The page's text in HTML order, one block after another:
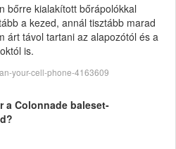
bőrre kialakított bőrápolókkal
a kezed, annál tisztább marad
árt távol tartani az alapozótól és a
is.
your-cell-phone-4163609
a Colonnade baleset-